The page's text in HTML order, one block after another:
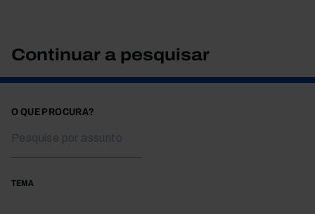
Continuar a pesquisar
O QUE PROCURA?
TEMA